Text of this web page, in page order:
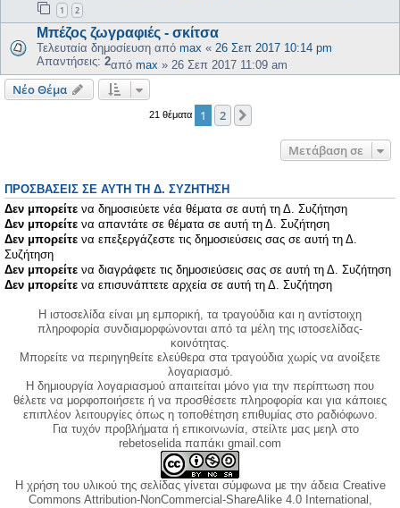
1 2
Μπέζος ζωγραφιές - σκίτσα
Τελευταία δημοσίευση από max « 26 Σεπ 2017 10:14 pm
Απαντήσεις: 2από max » 26 Σεπ 2017 11:09 am
Νέο Θέμα
21 θέματα 1 2
Μετάβαση σε
ΠΡΟΣΒΆΣΕΙΣ ΣΕ ΑΥΤΉ ΤΗ Δ. ΣΥΖΉΤΗΣΗ
Δεν μπορείτε να δημοσιεύετε νέα θέματα σε αυτή τη Δ. Συζήτηση
Δεν μπορείτε να απαντάτε σε θέματα σε αυτή τη Δ. Συζήτηση
Δεν μπορείτε να επεξεργάζεστε τις δημοσιεύσεις σας σε αυτή τη Δ.
Συζήτηση
Δεν μπορείτε να διαγράφετε τις δημοσιεύσεις σας σε αυτή τη Δ. Συζήτηση
Δεν μπορείτε να επισυνάπτετε αρχεία σε αυτή τη Δ. Συζήτηση
Η ιστοσελίδα είναι μη εμπορική, τα τραγούδια και η αντίστοιχη
πληροφορία συνδιαμορφώνονται από τα μέλη της ιστοσελίδας-
κοινότητας.
Μπορείτε να περιηγηθείτε ελεύθερα στα τραγούδια χωρίς να ανοίξετε
λογαριασμό.
Η δημιουργία λογαριασμού απαιτείται μόνο για την περίπτωση που
θέλετε να μορφοποιήσετε ή να προσθέσετε πληροφορία και για κάποιες
επιπλέον λειτουργίες όπως η τοποθέτηση επιθυμίας στο ραδιόφωνο.
Για τυχόν προβλήματα ή επικοινωνία, στείλτε μας μεηλ στο
rebetoselida παπάκι gmail.com
Η χρήση του υλικού της σελίδας γίνεται σύμφωνα με την άδεια Creative
Commons Attribution-NonCommercial-ShareAlike 4.0 International,